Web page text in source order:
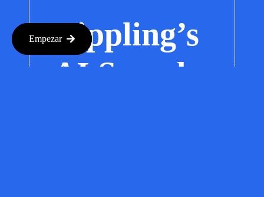
Rippling’s
AI Spend
Empezar